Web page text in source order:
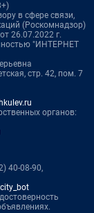
в сфере связи,
(Роскомнадзор)
26.07.2022 г.
"ИНТЕРНЕТ
стр. 42, пом. 7
органов:
40-08-90,